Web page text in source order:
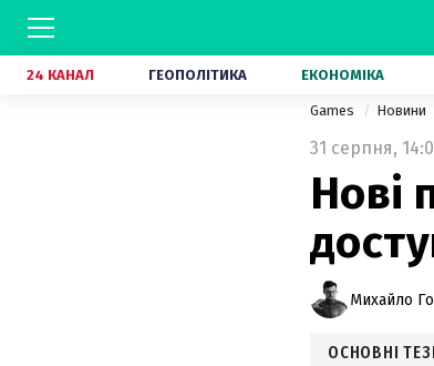
24 КАНАЛ ГЕОПОЛІТИКА ЕКОНОМІКА
Games Новини
31 серпня,
Нові
Михайло
ОСНОВНІ